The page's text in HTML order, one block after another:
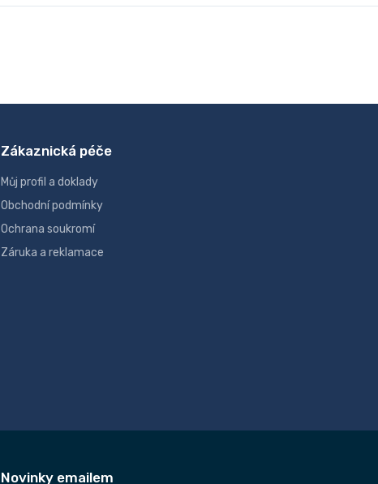
Zákaznická péče
Můj profil a doklady
Obchodní podmínky
Ochrana soukromí
Záruka a reklamace
Novinky emailem